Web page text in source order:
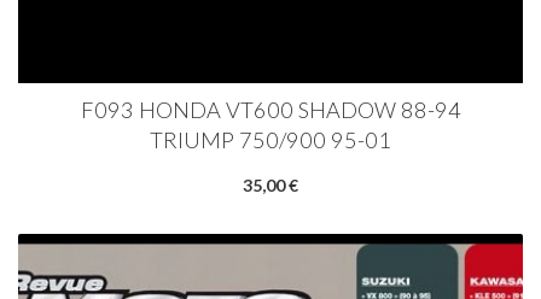
F093 HONDA VT600 SHADOW 88-94
TRIUMP 750/900 95-01
35,00 €